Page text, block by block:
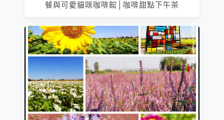
餐與可愛貓咪咖啡館│咖啡甜點下午茶